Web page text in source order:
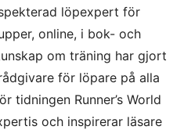
löpexpert för
online, i bok- och
om träning har gjort
för löpare på alla
tidningen Runner’s World
och inspirerar läsare